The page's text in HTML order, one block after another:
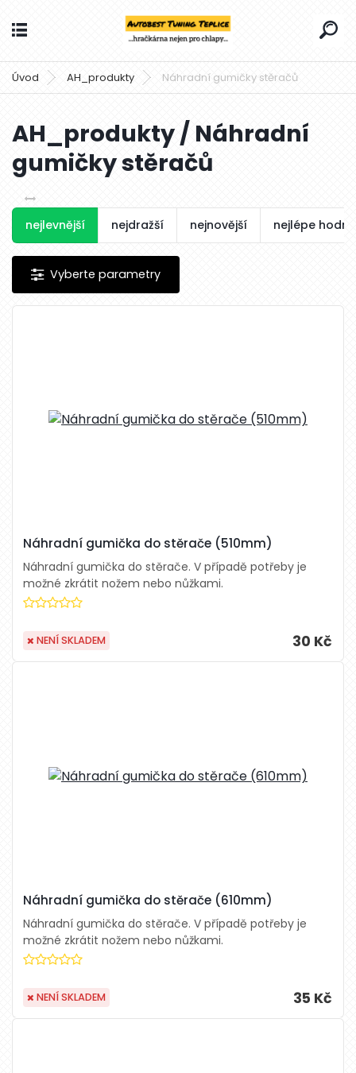
Úvod AH_produkty Náhradní gumičky stěračů
AH_produkty / Náhradní
gumičky stěračů
nejlevnější nejdražší nejnovější nejlépe
Náhradní gumička do stěrače (510mm)
Náhradní gumička do stěrače. V případě potřeby je
možné zkrátit nožem nebo nůžkami.
30 Kč
NENÍ SKLADEM
Náhradní gumička do stěrače (610mm)
Náhradní gumička do stěrače. V případě potřeby je
možné zkrátit nožem nebo nůžkami.
35 Kč
NENÍ SKLADEM